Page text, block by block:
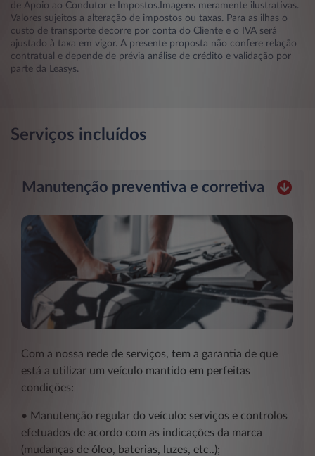
de Apoio ao Condutor e Impostos.Imagens meramente ilustrativas.
Valores sujeitos a alteração de impostos ou taxas. Para as ilhas o
custo de transporte decorre por conta do Cliente e o IVA será
ajustado à taxa em vigor. A presente proposta não confere relação
contratual e depende de prévia análise de crédito e validação por
parte da Leasys.
Serviços incluídos
Manutenção preventiva e corretiva
Com a nossa rede de serviços, tem a garantia de que
está a utilizar um veículo mantido em perfeitas
condições:
• Manutenção regular do veículo: serviços e controlos
efetuados de acordo com as indicações da marca
(mudanças de óleo, baterias, luzes, etc..);